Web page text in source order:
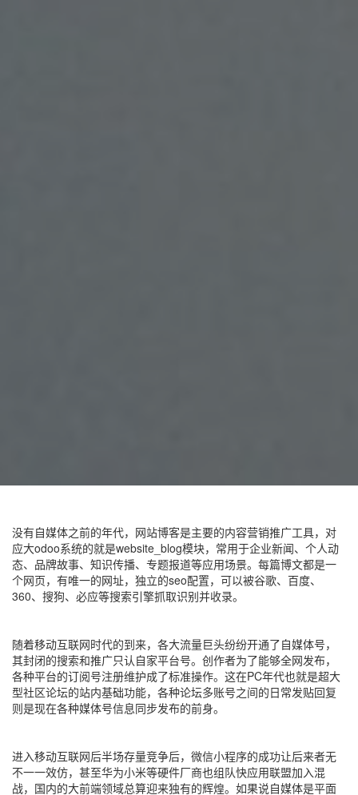
没有自媒体之前的年代，网站博客是主要的内容营销推广工具，对
应大odoo系统的就是website_blog模块，常用于企业新闻、个人动
态、品牌故事、知识传播、专题报道等应用场景。每篇博文都是一
个网页，有唯一的网址，独立的seo配置，可以被谷歌、百度、
360、搜狗、必应等搜索引擎抓取识别并收录。
随着移动互联网时代的到来，各大流量巨头纷纷开通了自媒体号，
其封闭的搜索和推广只认自家平台号。创作者为了能够全网发布，
各种平台的订阅号注册维护成了标准操作。这在PC年代也就是超大
型社区论坛的站内基础功能，各种论坛多账号之间的日常发贴回复
则是现在各种媒体号信息同步发布的前身。
进入移动互联网后半场存量竞争后，微信小程序的成功让后来者无
不一一效仿，甚至华为小米等硬件厂商也组队快应用联盟加入混
战，国内的大前端领域总算迎来独有的辉煌。如果说自媒体是平面